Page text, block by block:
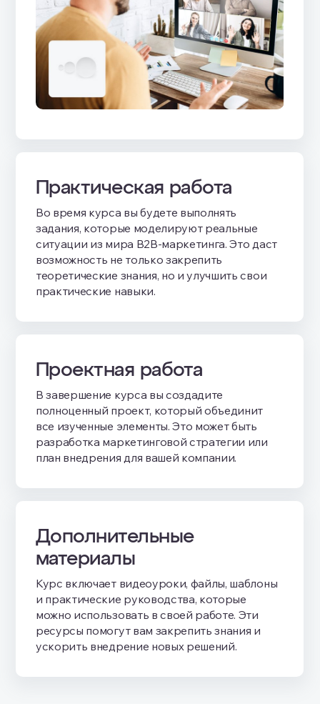
Практическая работа
Во время курса вы будете выполнять
задания, которые моделируют реальные
ситуации из мира B2B-маркетинга. Это даст
возможность не только закрепить
теоретические знания, но и улучшить свои
практические навыки.
Проектная работа
В завершение курса вы создадите
полноценный проект, который объединит
все изученные элементы. Это может быть
разработка маркетинговой стратегии или
план внедрения для вашей компании.
Дополнительные
материалы
Курс включает видеоуроки, файлы, шаблоны
и практические руководства, которые
можно использовать в своей работе. Эти
ресурсы помогут вам закрепить знания и
ускорить внедрение новых решений.